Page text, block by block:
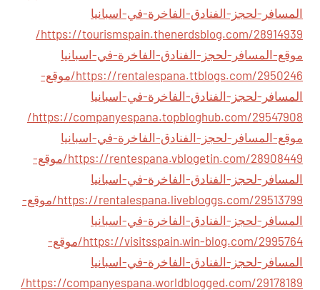
المسافر-لحجز-الفنادق-الفاخرة-في-اسبانيا
https://tourismspain.thenerdsblog.com/28914939/
موقع-المسافر-لحجز-الفنادق-الفاخرة-في-اسبانيا
https://rentalespana.ttblogs.com/2950246/موقع-
المسافر-لحجز-الفنادق-الفاخرة-في-اسبانيا
https://companyespana.topbloghub.com/29547908/
موقع-المسافر-لحجز-الفنادق-الفاخرة-في-اسبانيا
https://rentespana.vblogetin.com/28908449/موقع-
المسافر-لحجز-الفنادق-الفاخرة-في-اسبانيا
https://rentalespana.livebloggs.com/29513799/موقع-
المسافر-لحجز-الفنادق-الفاخرة-في-اسبانيا
https://visitsspain.win-blog.com/2995764/موقع-
المسافر-لحجز-الفنادق-الفاخرة-في-اسبانيا
https://companyespana.worldblogged.com/29178189/